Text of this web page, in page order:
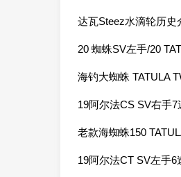
达瓦Steez水滴轮历史
20 蜘蛛SV左手/20
海钓大蜘蛛 TATULA
老款海蜘蛛150